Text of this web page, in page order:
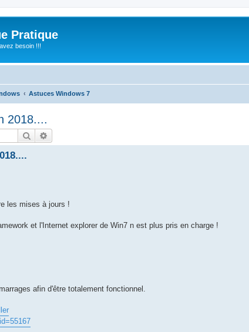
Pratique
besoin !!!
Astuces Windows 7
2018....
Rechercher
les mises à jours !
et l'Internet explorer de Win7 n est plus pris en charge !
afin d'être totalement fonctionnel.